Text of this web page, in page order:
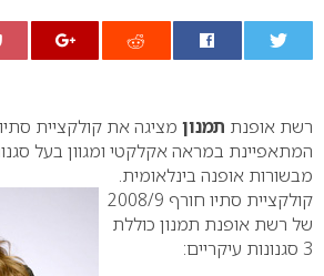
רשת אופנת תמנון
המתאפיינת במראה אקלקטי ומגוון בעל
מבשורות אופנה בינלאומית.
קולקציית סתיו חורף 2008/9
של רשת אופנת תמנון כוללת
3 סגנונות עיקריים: